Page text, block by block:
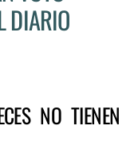
DIARIO
NO TIENEN